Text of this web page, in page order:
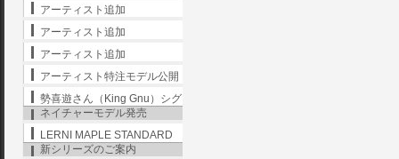
アーティスト追加
アーティスト追加
アーティスト追加
アーティスト特注モデル公開
勢喜遊さん（King Gnu）シグ
ネイチャーモデル発売
LERNI MAPLE STANDARD
新シリーズのご案内